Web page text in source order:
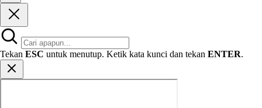
Tekan ESC untuk menutup. Ketik kata kunci dan tekan ENTER.